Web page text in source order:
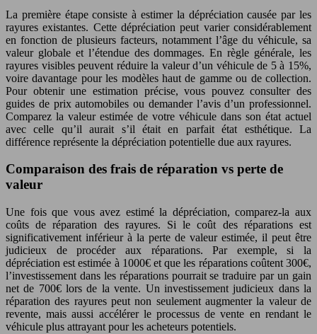
La première étape consiste à estimer la dépréciation causée par les
rayures existantes. Cette dépréciation peut varier considérablement
en fonction de plusieurs facteurs, notamment l’âge du véhicule, sa
valeur globale et l’étendue des dommages. En règle générale, les
rayures visibles peuvent réduire la valeur d’un véhicule de 5 à 15%,
voire davantage pour les modèles haut de gamme ou de collection.
Pour obtenir une estimation précise, vous pouvez consulter des
guides de prix automobiles ou demander l’avis d’un professionnel.
Comparez la valeur estimée de votre véhicule dans son état actuel
avec celle qu’il aurait s’il était en parfait état esthétique. La
différence représente la dépréciation potentielle due aux rayures.
Comparaison des frais de réparation vs perte de
valeur
Une fois que vous avez estimé la dépréciation, comparez-la aux
coûts de réparation des rayures. Si le coût des réparations est
significativement inférieur à la perte de valeur estimée, il peut être
judicieux de procéder aux réparations. Par exemple, si la
dépréciation est estimée à 1000€ et que les réparations coûtent 300€,
l’investissement dans les réparations pourrait se traduire par un gain
net de 700€ lors de la vente. Un investissement judicieux dans la
réparation des rayures peut non seulement augmenter la valeur de
revente, mais aussi accélérer le processus de vente en rendant le
véhicule plus attrayant pour les acheteurs potentiels.